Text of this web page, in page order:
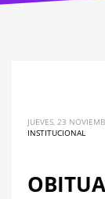
JUEVES, 23
INSTITUCIONAL